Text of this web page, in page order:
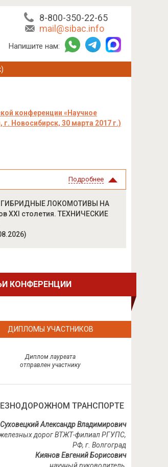
8-800-350-22-65
mail@sibac.info
Напишите нам:
конференции «Научное
Новосибирск, 30 марта 2017 г.)
Подробнее
ГИБРИДНЫЕ ЛОКОМОТИВЫ НА
XXI столетия. ТЕХНИЧЕСКИЕ
КОНФЕРЕНЦИИ
ДИПЛОМЫ УЧАСТНИКОВ
Диплом лауреата
отправлен участнику
ТРАНСПОРТЕ
Суховецкий Александр Владимирович
железных дорог ВТЖТ-филиал РГУПС,
РФ, г. Волгоград
Киянов Евгений Борисович